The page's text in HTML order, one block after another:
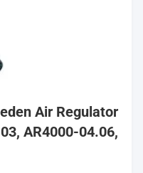
Air Regulator
AR4000-04.06,